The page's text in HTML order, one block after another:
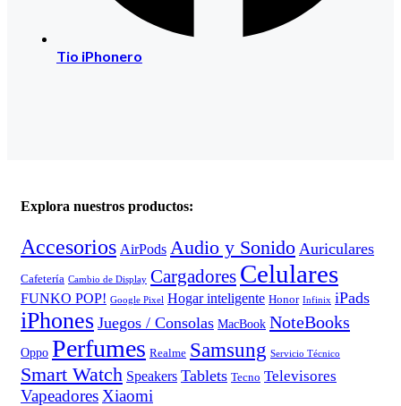
Tio iPhonero
Explora nuestros productos:
Accesorios AirPods Audio y Sonido Auriculares
Cafetería Cambio de Display Cargadores Celulares
FUNKO POP! Google Pixel Hogar inteligente Honor Infinix iPads
iPhones Juegos / Consolas MacBook NoteBooks
Oppo Perfumes Realme Samsung Servicio Técnico
Smart Watch Speakers Tablets Tecno Televisores
Vapeadores Xiaomi